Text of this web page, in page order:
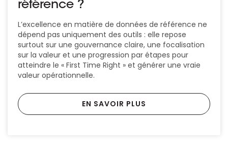
référence ?
L’excellence en matière de données de référence ne
dépend pas uniquement des outils : elle repose
surtout sur une gouvernance claire, une focalisation
sur la valeur et une progression par étapes pour
atteindre le « First Time Right » et générer une vraie
valeur opérationnelle.
EN SAVOIR PLUS